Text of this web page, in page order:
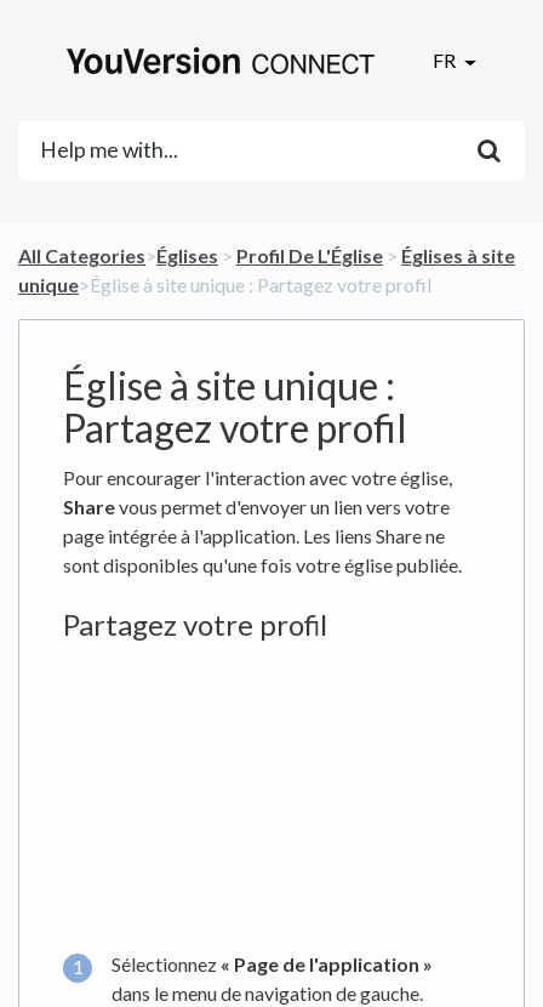
FR
All Categories​>​​Églises ​ > ​ ​Profil De L'Église ​ > ​ ​Églises à site
unique​>​ Église à site unique : Partagez votre profil
Église à site unique :
Partagez votre profil
Pour encourager l'interaction avec votre église,
Sharevous permet d'envoyer un lien vers votre
page intégrée à l'application. Les liens Share ne
sont disponibles qu'une fois votre église publiée.
Partagez votre profil
Sélectionnez « Page de l'application »
dans le menu de navigation de gauche.